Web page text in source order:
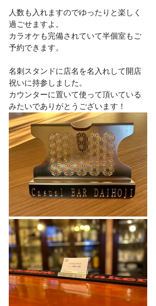
人数も入れますのでゆったりと楽しく
過ごせますよ。
カラオケも完備されていて半個室もご
予約できます。
名刺スタンドに店名を名入れして開店
祝いに持参しました。
カウンターに置いて使って頂いている
みたいでありがとうございます！